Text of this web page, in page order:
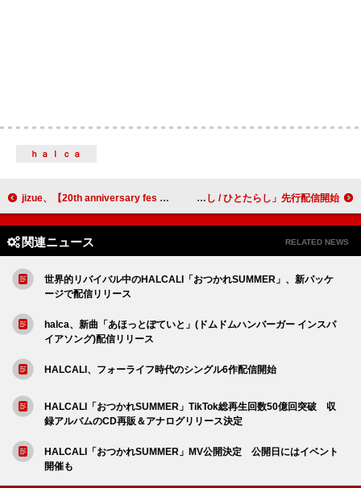
ｈａｌｃａ
jizue、【20th anniversary fes 「ONES」】開催決定 桑田佳祐、キャリア初のアニメ書き下ろし新曲「人誑し / ひとたらし」先行配信開始
関連ニュース RELATED NEWS
世界的リバイバル中のHALCALI「おつかれSUMMER」、新パッケ
ージで配信リリース
halca、新曲「あほっとぽていと」(ドムドムハンバーガー インスパ
イアソング)配信リリース
HALCALI、フォーライフ時代のシングル6作配信開始
HALCALI「おつかれSUMMER」TikTok総再生回数50億回突破 収
録アルバムのCD再販＆アナログリリース決定
HALCALI「おつかれSUMMER」MV公開決定 公開日にはイベント
開催も